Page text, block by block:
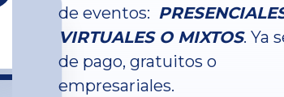
de eventos:
VIRTUALES O MIXTOS. Ya
de pago, gratuitos o
empresariales.